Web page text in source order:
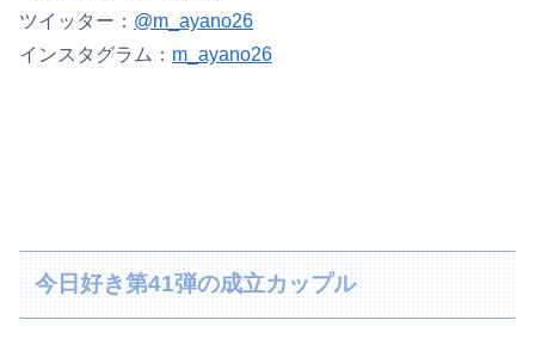
ツイッター： @m_ayano26
インスタグラム： m_ayano26
今日好き第41弾の成立カップル